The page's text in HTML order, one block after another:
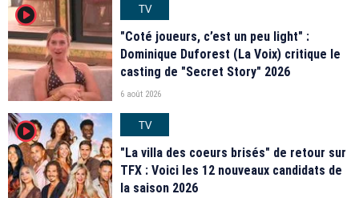
player2
TV
"Coté joueurs, c’est un peu light" :
Dominique Duforest (La Voix) critique le
casting de "Secret Story" 2026
6 août 2026
player2
TV
"La villa des coeurs brisés" de retour sur
TFX : Voici les 12 nouveaux candidats de
la saison 2026